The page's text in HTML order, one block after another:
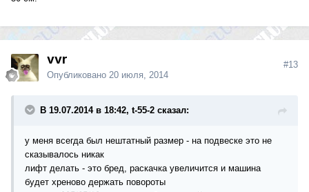
vvr
Опубликовано 20 июля, 2014
#13
В 19.07.2014 в 18:42, t-55-2 сказал:
у меня всегда был нештатный размер - на подвеске это не
сказывалось никак
лифт делать - это бред, раскачка увеличится и машина
будет хреново держать повороты